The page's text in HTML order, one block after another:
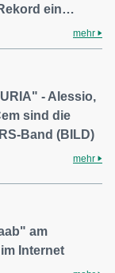
ein…
mehr
- Alessio,
sind die
Band (BILD)
mehr
am
Internet